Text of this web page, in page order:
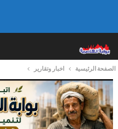
الصفحة الرئيسية اخبار وتقارير